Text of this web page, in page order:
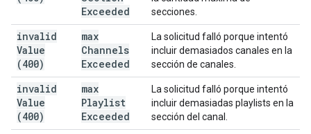
Exceeded
secciones.
invalid
Value
(400)
max
Channels
Exceeded
La solicitud falló porque intentó
incluir demasiados canales en la
sección de canales.
invalid
Value
(400)
max
Playlist
Exceeded
La solicitud falló porque intentó
incluir demasiadas playlists en la
sección del canal.